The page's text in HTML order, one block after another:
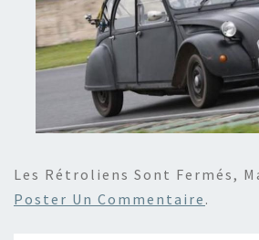
Les Rétroliens Sont Fermés,
Poster Un Commentaire .